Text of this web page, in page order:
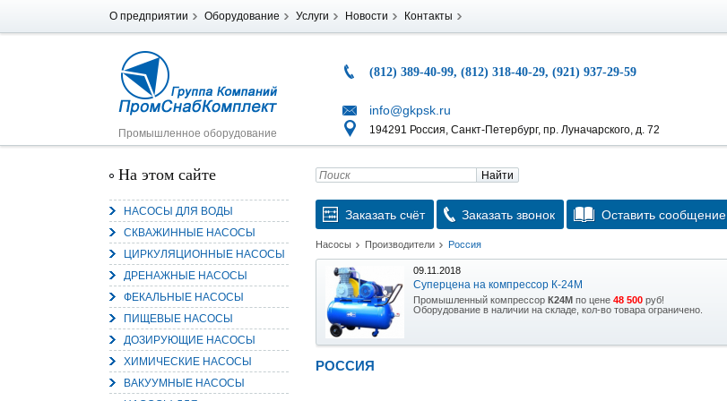
О предприятии Оборудование Услуги Новости Контакты
Промышленное оборудование
(812) 389-40-99, (812) 318-40-29, (921) 937-29-59
info@gkpsk.ru
194291 Россия, Санкт-Петербург, пр. Луначарского, д. 72
На этом сайте
НАСОСЫ ДЛЯ ВОДЫ
СКВАЖИННЫЕ НАСОСЫ
ЦИРКУЛЯЦИОННЫЕ НАСОСЫ
ДРЕНАЖНЫЕ НАСОСЫ
ФЕКАЛЬНЫЕ НАСОСЫ
ПИЩЕВЫЕ НАСОСЫ
ДОЗИРУЮЩИЕ НАСОСЫ
ХИМИЧЕСКИЕ НАСОСЫ
ВАКУУМНЫЕ НАСОСЫ
Найти
Заказать счёт Заказать звонок Оставить сообщение
Насосы Производители Россия
09.11.2018
Суперцена на компрессор К-24М
Промышленный компрессор К24М по цене 48 500 руб!
Оборудование в наличии на складе, кол-во товара ограничено.
15.10.2018
РОССИЯ